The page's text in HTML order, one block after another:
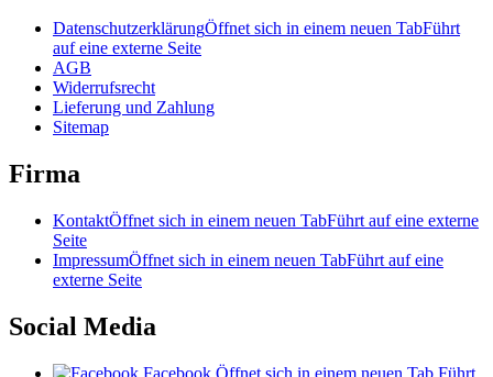
DatenschutzerklärungÖffnet sich in einem neuen TabFührt
auf eine externe Seite
AGB
Widerrufsrecht
Lieferung und Zahlung
Sitemap
Firma
KontaktÖffnet sich in einem neuen TabFührt auf eine externe
Seite
ImpressumÖffnet sich in einem neuen TabFührt auf eine
externe Seite
Social Media
Facebook Öffnet sich in einem neuen Tab Führt